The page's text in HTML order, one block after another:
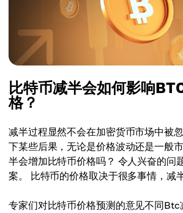
比特币减半会如何影响
格？
减半过程显然不会在加密货币市场中被
下某些后果，无论是价格波动还是一般
半会增加比特币价格吗？ 令人兴奋的问
案。 比特币的价格取决于很多事情，减
专家们对比特币价格预测的意见不同